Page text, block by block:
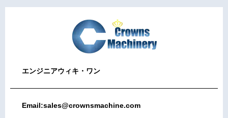
エンジニアウィキ・ワン
Email:sales@crownsmachine.com